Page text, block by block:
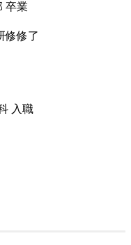
卒業
修修了
入職